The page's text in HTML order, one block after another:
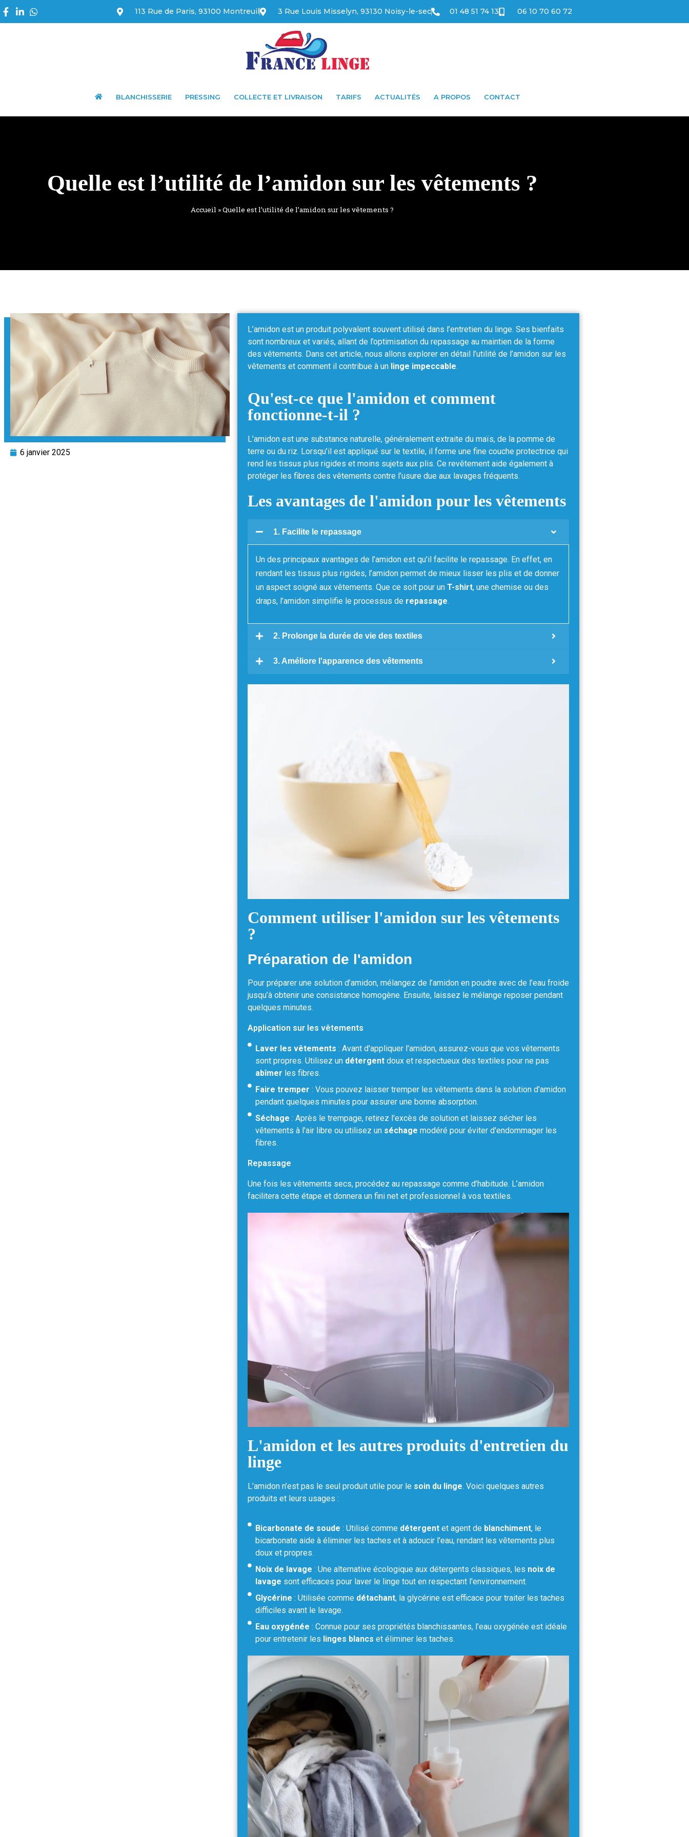
113 Rue de Paris, 93100 Montreuil 3 Rue Louis Misselyn, 93130 Noisy-le-sec 01 48 51 74 13 06 10 70 60 72
BLANCHISSERIE PRESSING COLLECTE ET LIVRAISON TARIFS ACTUALITÉS A PROPOS CONTACT
Quelle est l’utilité de l’amidon sur les vêtements ?
Accueil »Quelle est l’utilité de l’amidon sur les vêtements ?
6 janvier 2025
L’amidon est un produit polyvalent souvent utilisé dans l’entretien du linge. Ses bienfaits
sont nombreux et variés, allant de l’optimisation du repassage au maintien de la forme
des vêtements. Dans cet article, nous allons explorer en détail l’utilité de l’amidon sur les
vêtements et comment il contribue à un linge impeccable.
Qu'est-ce que l'amidon et comment
fonctionne-t-il ?
L’amidon est une substance naturelle, généralement extraite du maïs, de la pomme de
terre ou du riz. Lorsqu’il est appliqué sur le textile, il forme une fine couche protectrice qui
rend les tissus plus rigides et moins sujets aux plis. Ce revêtement aide également à
protéger les fibres des vêtements contre l’usure due aux lavages fréquents.
Les avantages de l'amidon pour les vêtements
1. Facilite le repassage
Un des principaux avantages de l’amidon est qu’il facilite le repassage. En effet, en
rendant les tissus plus rigides, l’amidon permet de mieux lisser les plis et de donner
un aspect soigné aux vêtements. Que ce soit pour un T-shirt, une chemise ou des
draps, l’amidon simplifie le processus de repassage.
2. Prolonge la durée de vie des textiles
3. Améliore l'apparence des vêtements
Comment utiliser l'amidon sur les vêtements
?
Préparation de l'amidon
Pour préparer une solution d’amidon, mélangez de l’amidon en poudre avec de l’eau froide
jusqu’à obtenir une consistance homogène. Ensuite, laissez le mélange reposer pendant
quelques minutes.
Application sur les vêtements
Laver les vêtements : Avant d'appliquer l'amidon, assurez-vous que vos vêtements
sont propres. Utilisez un détergent doux et respectueux des textiles pour ne pas
abîmer les fibres.
Faire tremper : Vous pouvez laisser tremper les vêtements dans la solution d'amidon
pendant quelques minutes pour assurer une bonne absorption.
Séchage : Après le trempage, retirez l'excès de solution et laissez sécher les
vêtements à l'air libre ou utilisez un séchage modéré pour éviter d'endommager les
fibres.
Repassage
Une fois les vêtements secs, procédez au repassage comme d’habitude. L’amidon
facilitera cette étape et donnera un fini net et professionnel à vos textiles.
L'amidon et les autres produits d'entretien du
linge
L’amidon n’est pas le seul produit utile pour le soin du linge. Voici quelques autres
produits et leurs usages :
Bicarbonate de soude : Utilisé comme détergent et agent de blanchiment, le
bicarbonate aide à éliminer les taches et à adoucir l'eau, rendant les vêtements plus
doux et propres.
Noix de lavage : Une alternative écologique aux détergents classiques, les noix de
lavage sont efficaces pour laver le linge tout en respectant l'environnement.
Glycérine : Utilisée comme détachant, la glycérine est efficace pour traiter les taches
difficiles avant le lavage.
Eau oxygénée : Connue pour ses propriétés blanchissantes, l'eau oxygénée est idéale
pour entretenir les linges blancs et éliminer les taches.